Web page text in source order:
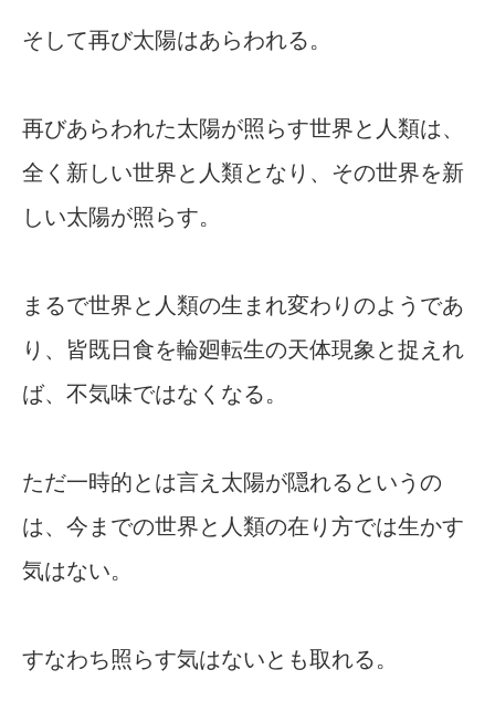
そして再び太陽はあらわれる。
再びあらわれた太陽が照らす世界と人類は、
全く新しい世界と人類となり、その世界を新
しい太陽が照らす。
まるで世界と人類の生まれ変わりのようであ
り、皆既日食を輪廻転生の天体現象と捉えれ
ば、不気味ではなくなる。
ただ一時的とは言え太陽が隠れるというの
は、今までの世界と人類の在り方では生かす
気はない。
すなわち照らす気はないとも取れる。